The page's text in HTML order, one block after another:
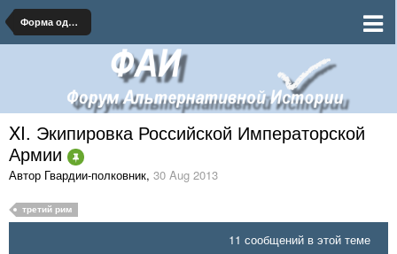
Форма одежды и знаки различия Российской Империи
XI. Экипировка Российской Императорской
Армии
Автор Гвардии-полковник, 30 Aug 2013
третий рим
11 сообщений в этой теме